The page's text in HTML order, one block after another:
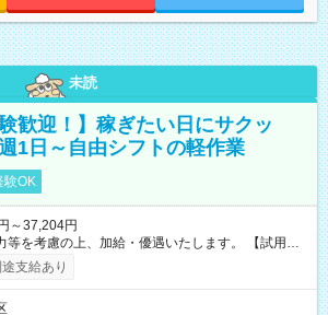
未読
歓迎！】稼ぎたい日にサクッ
1日～自由シフトの軽作業
験OK
～37,204円
考慮の上、加給・優遇いたします。 【試用期
なし
支給あり